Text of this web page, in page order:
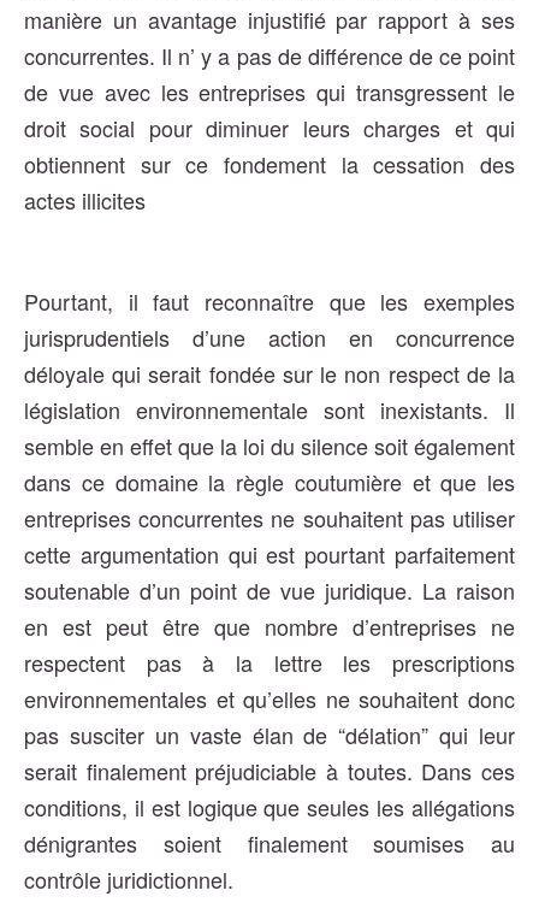
manière un avantage injustifié par rapport à ses
concurrentes. Il n’ y a pas de différence de ce point
de vue avec les entreprises qui transgressent le
droit social pour diminuer leurs charges et qui
obtiennent sur ce fondement la cessation des
actes illicites
Pourtant, il faut reconnaître que les exemples
jurisprudentiels d’une action en concurrence
déloyale qui serait fondée sur le non respect de la
législation environnementale sont inexistants. Il
semble en effet que la loi du silence soit également
dans ce domaine la règle coutumière et que les
entreprises concurrentes ne souhaitent pas utiliser
cette argumentation qui est pourtant parfaitement
soutenable d’un point de vue juridique. La raison
en est peut être que nombre d’entreprises ne
respectent pas à la lettre les prescriptions
environnementales et qu’elles ne souhaitent donc
pas susciter un vaste élan de “délation” qui leur
serait finalement préjudiciable à toutes. Dans ces
conditions, il est logique que seules les allégations
dénigrantes soient finalement soumises au
contrôle juridictionnel.